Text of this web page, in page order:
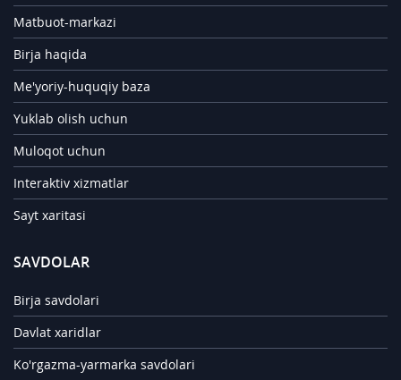
Matbuot-markazi
Birja haqida
Me'yoriy-huquqiy baza
Yuklab olish uchun
Muloqot uchun
Interaktiv xizmatlar
Sayt xaritasi
SAVDOLAR
Birja savdolari
Davlat xaridlar
Ko'rgazma-yarmarka savdolari